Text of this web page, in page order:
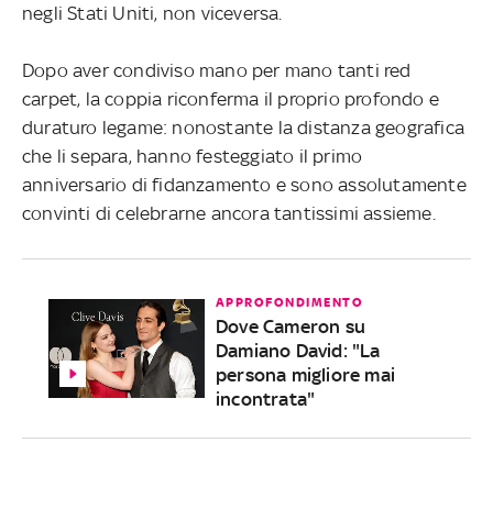
negli Stati Uniti, non viceversa.
Dopo aver condiviso mano per mano tanti red
carpet, la coppia riconferma il proprio profondo e
duraturo legame: nonostante la distanza geografica
che li separa, hanno festeggiato il primo
anniversario di fidanzamento e sono assolutamente
convinti di celebrarne ancora tantissimi assieme.
APPROFONDIMENTO
Dove Cameron su
Damiano David: "La
persona migliore mai
incontrata"